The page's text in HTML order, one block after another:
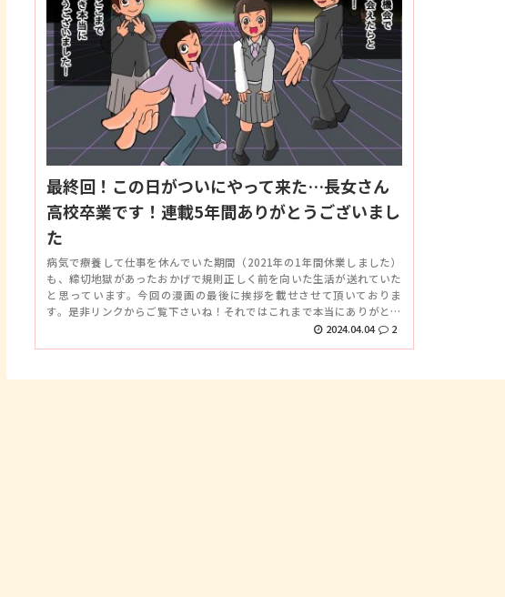
最終回！この日がついにやって来た…長女さん
高校卒業です！連載5年間ありがとうございまし
た
病気で療養して仕事を休んでいた期間（2021年の1年間休業しました）
も、締切地獄があったおかげで規則正しく前を向いた生活が送れていた
と思っています。今回の漫画の最後に挨拶を載せさせて頂いておりま
す。是非リンクからご覧下さいね！それではこれまで本当にありがとう
2024.04.04 2